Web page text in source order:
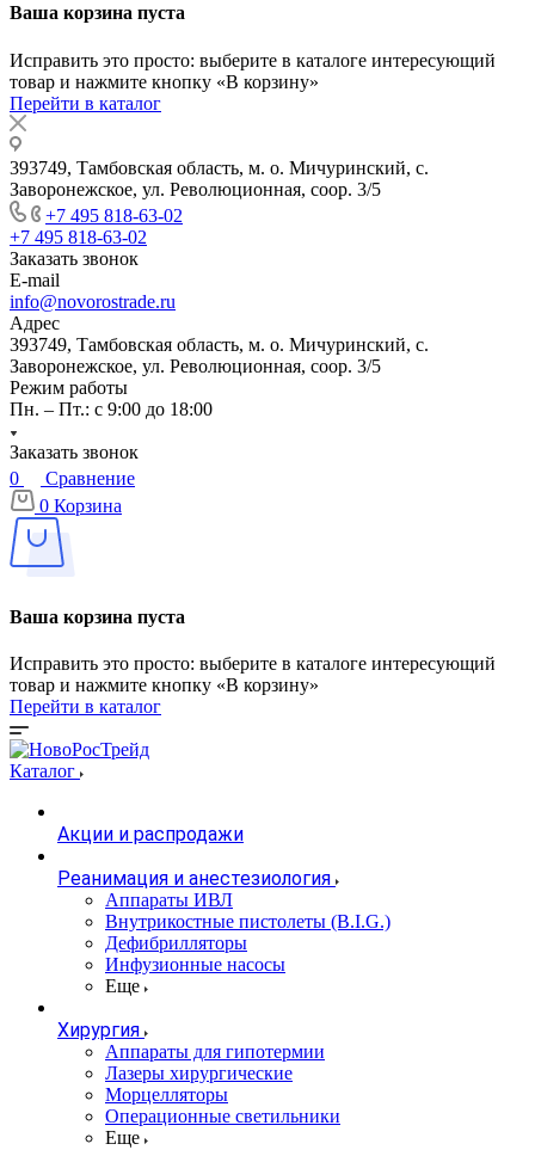
Ваша корзина пуста
Исправить это просто: выберите в каталоге интересующий
товар и нажмите кнопку «В корзину»
Перейти в каталог
393749, Тамбовская область, м. о. Мичуринский, с.
Заворонежское, ул. Революционная, соор. 3/5
+7 495 818-63-02
+7 495 818-63-02
Заказать звонок
E-mail
info@novorostrade.ru
Адрес
393749, Тамбовская область, м. о. Мичуринский, с.
Заворонежское, ул. Революционная, соор. 3/5
Режим работы
Пн. – Пт.: с 9:00 до 18:00
Заказать звонок
0
Сравнение
0 Корзина
Ваша корзина пуста
Исправить это просто: выберите в каталоге интересующий
товар и нажмите кнопку «В корзину»
Перейти в каталог
Каталог
Акции и распродажи
Реанимация и анестезиология
Аппараты ИВЛ
Внутрикостные пистолеты (B.I.G.)
Дефибрилляторы
Инфузионные насосы
Еще
Хирургия
Аппараты для гипотермии
Лазеры хирургические
Морцелляторы
Операционные светильники
Еще